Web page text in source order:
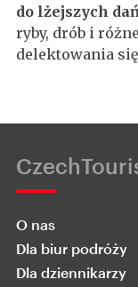
do lżejszych
ryby, drób i
delektowania
O nas
Dla biur podróży
Dla dziennikarzy